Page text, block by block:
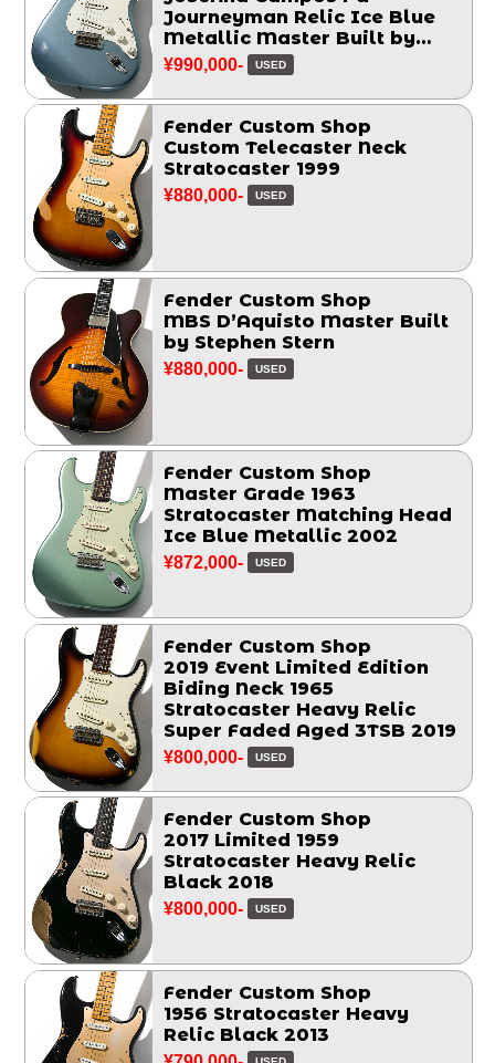
Journeyman Relic Ice Blue
Metallic Master Built by
Greg Fessler 2017
¥990,000- USED
Fender Custom Shop
Custom Telecaster Neck
Stratocaster 1999
¥880,000- USED
Fender Custom Shop
MBS D’Aquisto Master Built
by Stephen Stern
¥880,000- USED
Fender Custom Shop
Master Grade 1963
Stratocaster Matching Head
Ice Blue Metallic 2002
¥872,000- USED
Fender Custom Shop
2019 Event Limited Edition
Biding Neck 1965
Stratocaster Heavy Relic
Super Faded Aged 3TSB 2019
¥800,000- USED
Fender Custom Shop
2017 Limited 1959
Stratocaster Heavy Relic
Black 2018
¥800,000- USED
Fender Custom Shop
1956 Stratocaster Heavy
Relic Black 2013